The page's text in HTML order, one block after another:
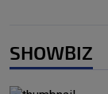
SHOWBIZ